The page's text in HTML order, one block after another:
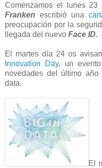
Comenzamos el lunes 23
Franken escribió una
preocupación por la
llegada del nuevo Face ID.
El martes día 24 os
Innovation Day, un
novedades del último
data.
El